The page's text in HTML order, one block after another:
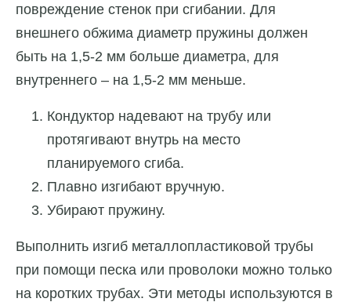
повреждение стенок при сгибании. Для
внешнего обжима диаметр пружины должен
быть на 1,5-2 мм больше диаметра, для
внутреннего – на 1,5-2 мм меньше.
Кондуктор надевают на трубу или
протягивают внутрь на место
планируемого сгиба.
Плавно изгибают вручную.
Убирают пружину.
Выполнить изгиб металлопластиковой трубы
при помощи песка или проволоки можно только
на коротких трубах. Эти методы используются в